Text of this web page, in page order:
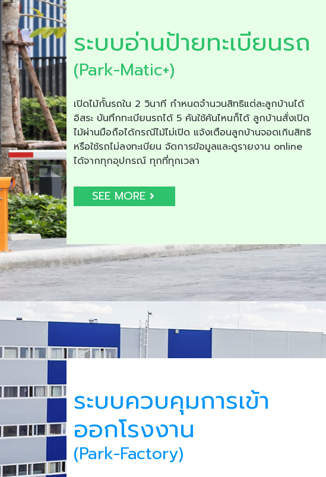
ระบบอ่านป้ายทะเบียนรถ
(Park-Matic+)
เปิดไม้กั้นรถใน 2 วินาที กำหนดจำนวนสิทธิแต่ละลูกบ้านได้
อิสระ บันทึกทะเบียนรถได้ 5 คันใช้คันไหนก็ได้ ลูกบ้านสั่งเปิด
ไม้ผ่านมือถือได้กรณีไม้ไม่เปิด แจ้งเตือนลูกบ้านจอดเกินสิทธิ
หรือใช้รถไม่ลงทะเบียน จัดการข้อมูลและดูรายงาน online
ได้จากทุกอุปกรณ์ ทุกที่ทุกเวลา
SEE MORE
ระบบควบคุมการเข้า
ออกโรงงาน
(Park-Factory)